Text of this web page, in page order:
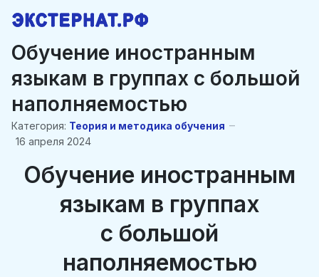
Обучение иностранным
языкам в группах с большой
наполняемостью
Категория: Теория и методика обучения
16 апреля 2024
Обучение иностранным
языкам в группах
с большой
наполняемостью